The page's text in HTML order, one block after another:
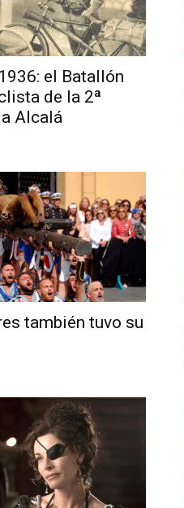
el Batallón
de la 2ª
Alcalá
también tuvo su